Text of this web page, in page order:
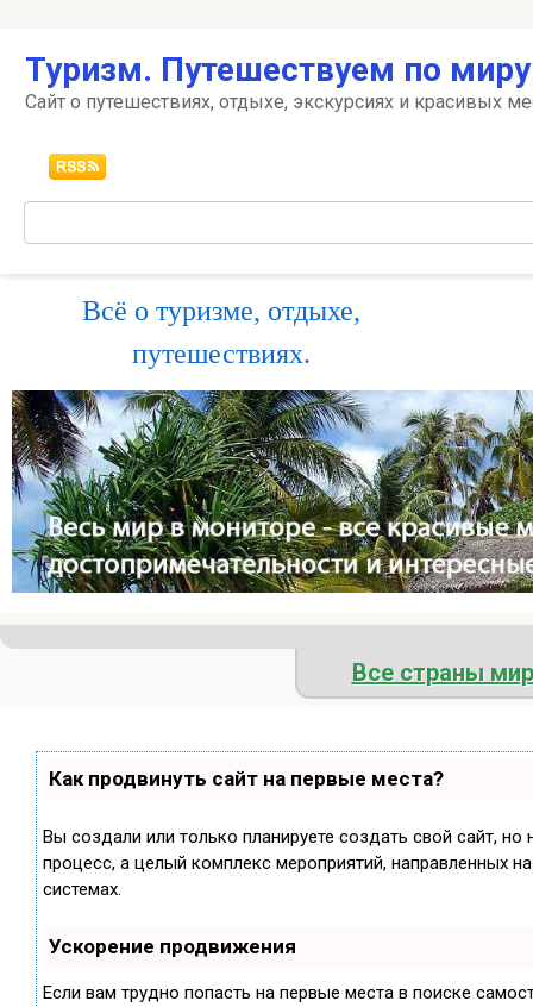
контенту
Туризм. Путешествуем по
Сайт о путешествиях, отдыхе, экскурсиях и красивых
Всё о туризме, отдыхе,
путешествиях.
Все страны
Как продвинуть сайт на первые места?
Вы создали или только планируете создать свой сайт,
процесс, а целый комплекс мероприятий, направленных
системах.
Ускорение продвижения
Если вам трудно попасть на первые места в поиске